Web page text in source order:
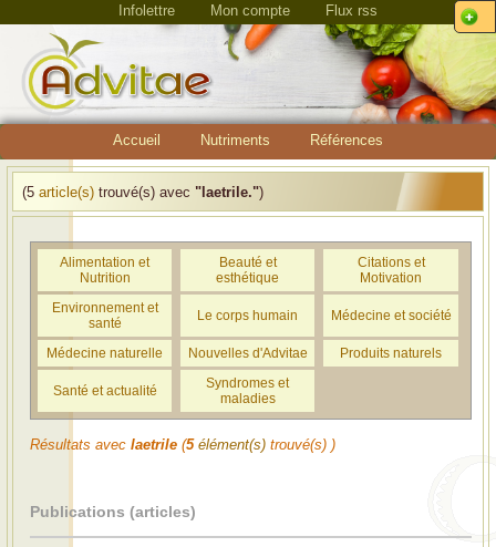
Infolettre Mon compte Flux rss
Accueil Nutriments Références
(5 article(s) trouvé(s) avec "laetrile.")
Alimentation et
Nutrition
Beauté et
esthétique
Citations et
Motivation
Environnement et
santé
Le corps humain Médecine et société
Médecine naturelle Nouvelles d'Advitae Produits naturels
Santé et actualité
Syndromes et
maladies
Résultats avec laetrile (5 élément(s) trouvé(s) )
Publications (articles)